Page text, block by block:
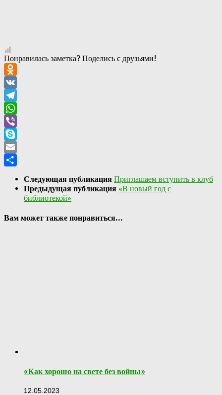
Понравилась заметка? Поделись с друзьями!
Odnoklassniki
VK
Telegram
WhatsApp
Viber
Skype
Email
Следующая публикация Приглашаем вступить в клуб
Предыдущая публикация «В новый год с
библиотекой»
Вам может также понравиться...
«Как хорошо на свете без войны»
12.05.2023